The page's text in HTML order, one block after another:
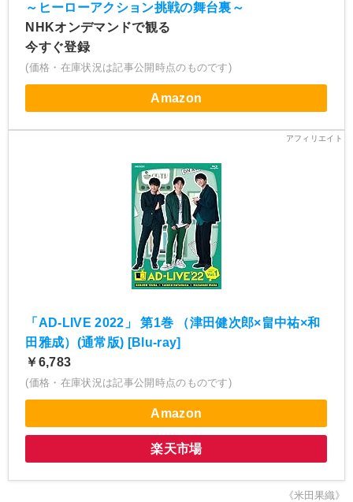
～ヒーローアクション挑戦の舞台裏～
NHKオンデマンドで観る
今すぐ登録
(価格・在庫状況は記事公開時点のものです)
Amazon
「AD-LIVE 2022」 第1巻 （津田健次郎×畠中祐×和
田雅成）(通常版) [Blu-ray]
￥6,783
(価格・在庫状況は記事公開時点のものです)
Amazon
楽天市場
《米田果織》